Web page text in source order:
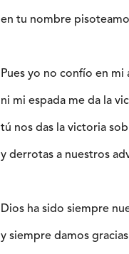
en tu nombre
Pues yo no confío en mi
ni mi espada me da la
tú nos das la victoria
y derrotas a nuestros
Dios ha sido siempre
y siempre damos